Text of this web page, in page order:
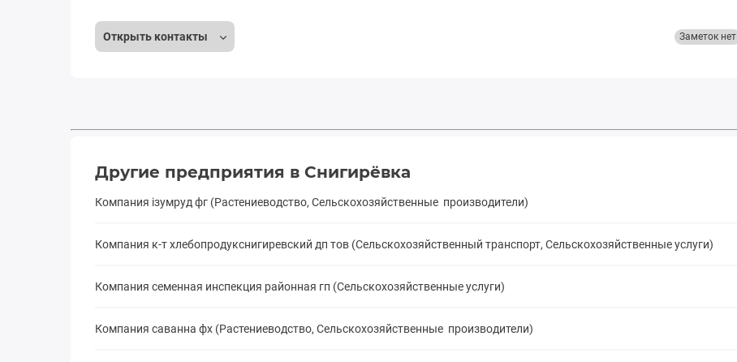
Открыть контакты Заметок нет
Другие предприятия в Снигирёвка
Компания ізумруд фг (Растениеводство, Сельскохозяйственные производители)
Компания к-т хлебопродукснигиревский дп тов (Сельскохозяйственный транспорт, Сельскохозяйственные услуги)
Компания семенная инспекция районная гп (Сельскохозяйственные услуги)
Компания саванна фх (Растениеводство, Сельскохозяйственные производители)